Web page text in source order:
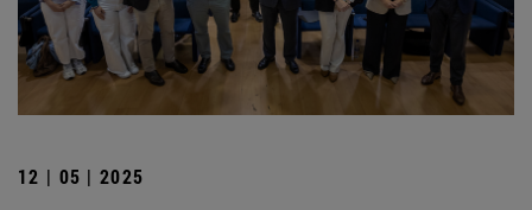
12 | 05 | 2025